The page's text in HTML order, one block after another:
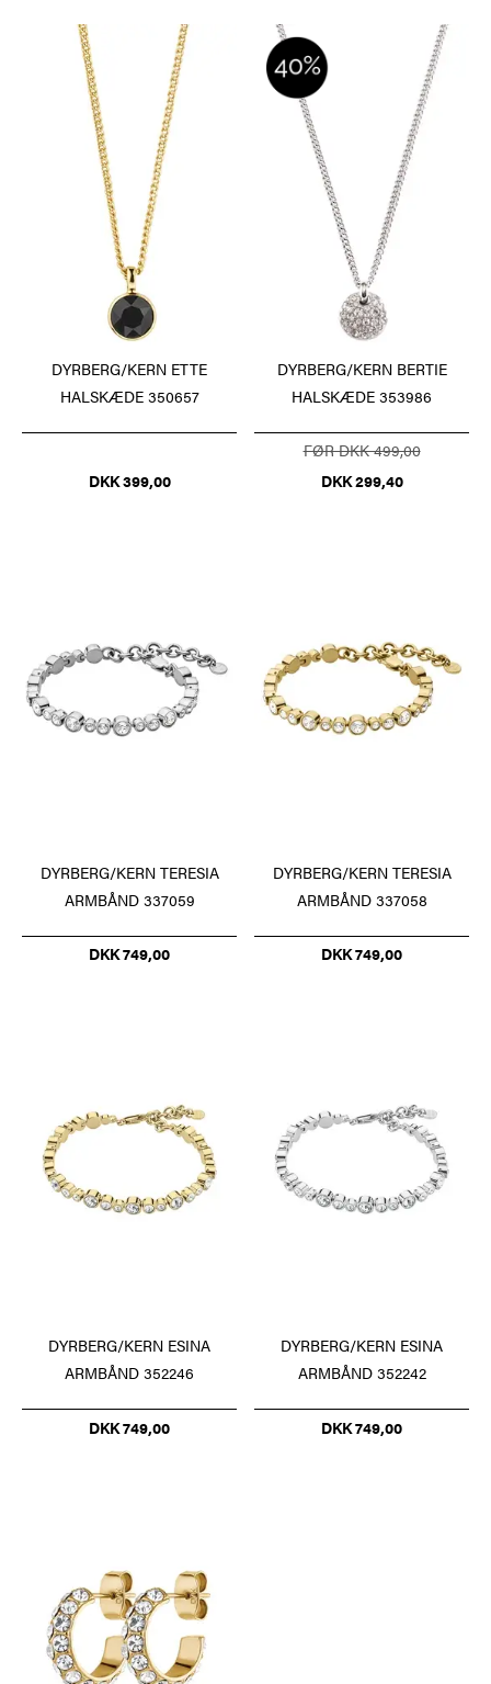
DYRBERG/KERN ETTE
HALSKÆDE 350657
DKK 399,00
DYRBERG/KERN BERTIE
HALSKÆDE 353986
FØR DKK 499,00
DKK 299,40
DYRBERG/KERN TERESIA
ARMBÅND 337059
DKK 749,00
DYRBERG/KERN TERESIA
ARMBÅND 337058
DKK 749,00
DYRBERG/KERN ESINA
ARMBÅND 352246
DKK 749,00
DYRBERG/KERN ESINA
ARMBÅND 352242
DKK 749,00